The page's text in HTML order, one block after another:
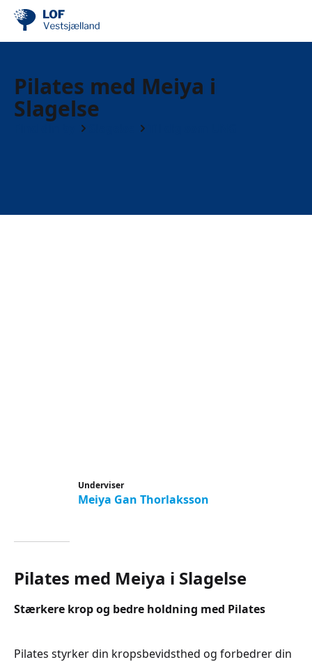
Pilates med Meiya i
Slagelse
Underviser
Meiya Gan Thorlaksson
Pilates med Meiya i Slagelse
Stærkere krop og bedre holdning med Pilates
Pilates styrker din kropsbevidsthed og forbedrer din